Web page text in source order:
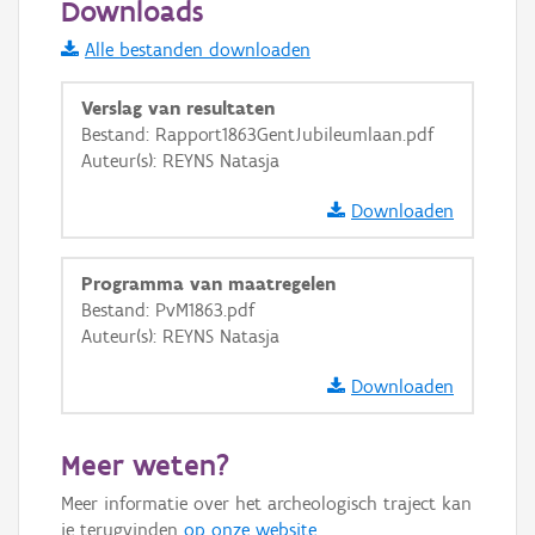
Informatie Vlaanderen
i
+ −
Basis Lagen
GRB-Basiskaart
GRB-Basiskaart in grijswaarden
Downloads
Alle bestanden downloaden
Verslag van resultaten
Bestand: Rapport1863GentJubileumlaan.pdf
Auteur(s): REYNS Natasja
Downloaden
Programma van maatregelen
Bestand: PvM1863.pdf
Auteur(s): REYNS Natasja
Downloaden
Meer weten?
Meer informatie over het archeologisch traject kan
je terugvinden op onze website